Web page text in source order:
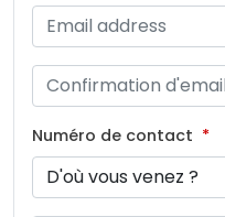
Numéro de contact